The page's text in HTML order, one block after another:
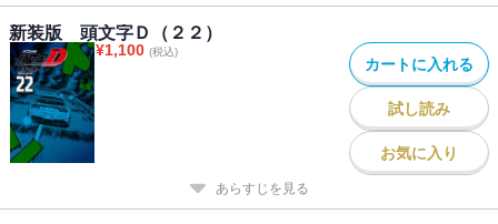
新装版 頭文字Ｄ（２２）
¥1,100 (税込)
カートに入れる
試し読み
お気に入り
あらすじを見る